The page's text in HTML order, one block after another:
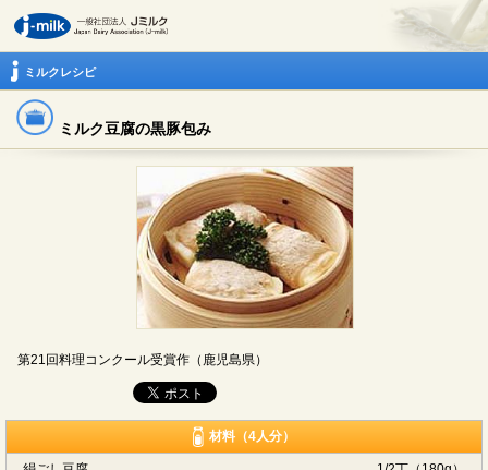
ミルクレシピ
ミルク豆腐の黒豚包み
第21回料理コンクール受賞作（鹿児島県）
材料（4人分）